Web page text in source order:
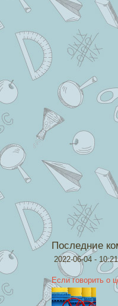
Последние
2022-06-04 -
Если говорить о